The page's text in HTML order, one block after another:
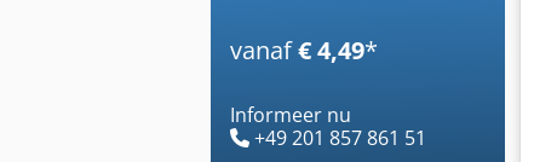
vanaf€ 4,49*
Informeer nu
+49 201 857 861 51